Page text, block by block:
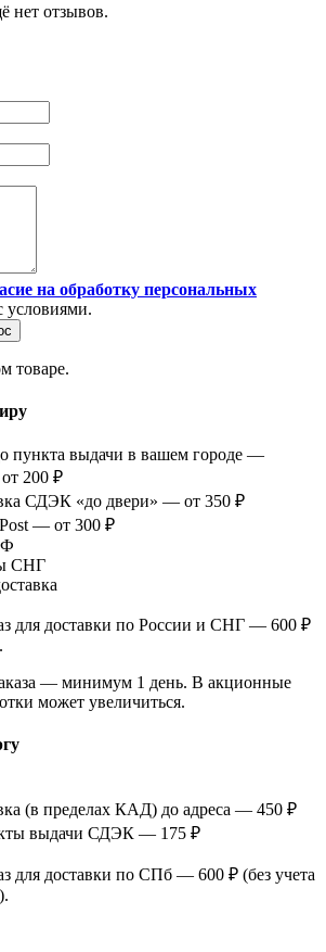
нет отзывов.
на обработку персональных
условиями.
товаре.
выдачи в вашем городе —
200 ₽
СДЭК «до двери» — от 350 ₽
— от 300 ₽
СНГ
для доставки по России и СНГ — 600 ₽
— минимум 1 день. В акционные
может увеличиться.
(в пределах КАД) до адреса — 450 ₽
выдачи СДЭК — 175 ₽
для доставки по СПб — 600 ₽ (без учета